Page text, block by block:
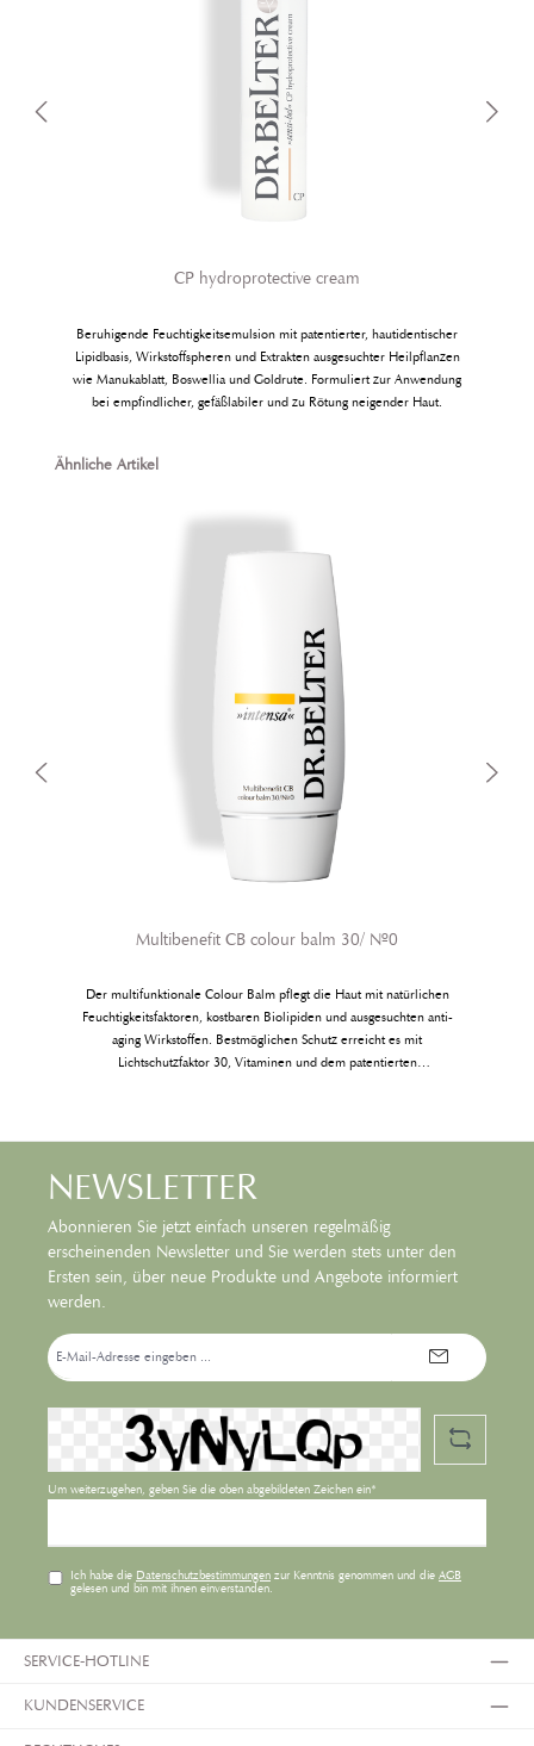
CP hydroprotective cream
Beruhigende Feuchtigkeitsemulsion mit patentierter, hautidentischer
Lipidbasis, Wirkstoffspheren und Extrakten ausgesuchter Heilpflanzen
wie Manukablatt, Boswellia und Goldrute. Formuliert zur Anwendung
bei empfindlicher, gefäßlabiler und zu Rötung neigender Haut.
Produktgalerie überspringen
Ähnliche Artikel
Multibenefit CB colour balm 30/ Nº0
Der multifunktionale Colour Balm pflegt die Haut mit natürlichen
Feuchtigkeitsfaktoren, kostbaren Biolipiden und ausgesuchten anti-
aging Wirkstoffen. Bestmöglichen Schutz erreicht es mit
Lichtschutzfaktor 30, Vitaminen und dem patentierten
NEWSLETTER
Abonnieren Sie jetzt einfach unseren regelmäßig
erscheinenden Newsletter und Sie werden stets unter den
Ersten sein, über neue Produkte und Angebote informiert
werden.
E-
Mail-
Adresse*
Um weiterzugehen, geben Sie die oben abgebildeten Zeichen ein*
Ich habe die Datenschutzbestimmungenzur Kenntnis genommen und die AGB
gelesen und bin mit ihnen einverstanden.
SERVICE-HOTLINE
KUNDENSERVICE